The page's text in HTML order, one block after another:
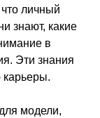
личный
знают, какие
в
Эти знания
карьеры.
модели,